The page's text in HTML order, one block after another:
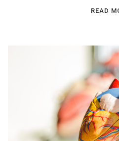
READ